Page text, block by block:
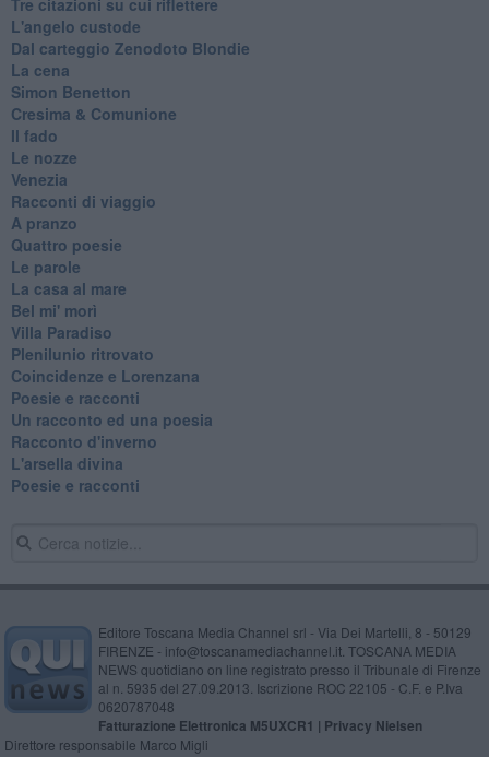
L'angelo custode
Dal carteggio Zenodoto Blondie
La cena
Simon Benetton
Cresima & Comunione
Il fado
Le nozze
Venezia
Racconti di viaggio
A pranzo
Quattro poesie
Le parole
La casa al mare
Bel mi' morì
Villa Paradiso
Plenilunio ritrovato
Coincidenze e Lorenzana
Poesie e racconti
Un racconto ed una poesia
Racconto d'inverno
​L'arsella divina
Poesie e racconti
Editore Toscana Media Channel srl - Via Dei Martelli, 8 - 50129
FIRENZE - info@toscanamediachannel.it. TOSCANA MEDIA
NEWS quotidiano on line registrato presso il Tribunale di Firenze
al n. 5935 del 27.09.2013. Iscrizione ROC 22105 - C.F. e P.Iva
0620787048
Fatturazione Elettronica M5UXCR1 | Privacy Nielsen
Direttore responsabile Marco Migli